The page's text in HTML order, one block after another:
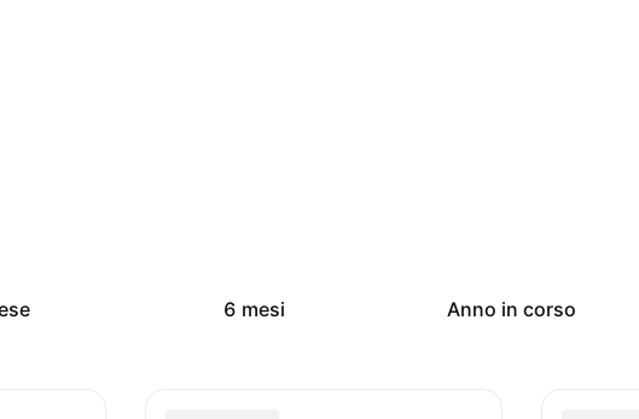
6 mesi Anno in corso